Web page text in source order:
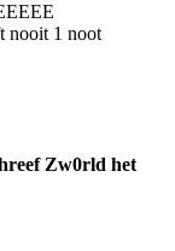
nooit 1 noot
Zw0rld het